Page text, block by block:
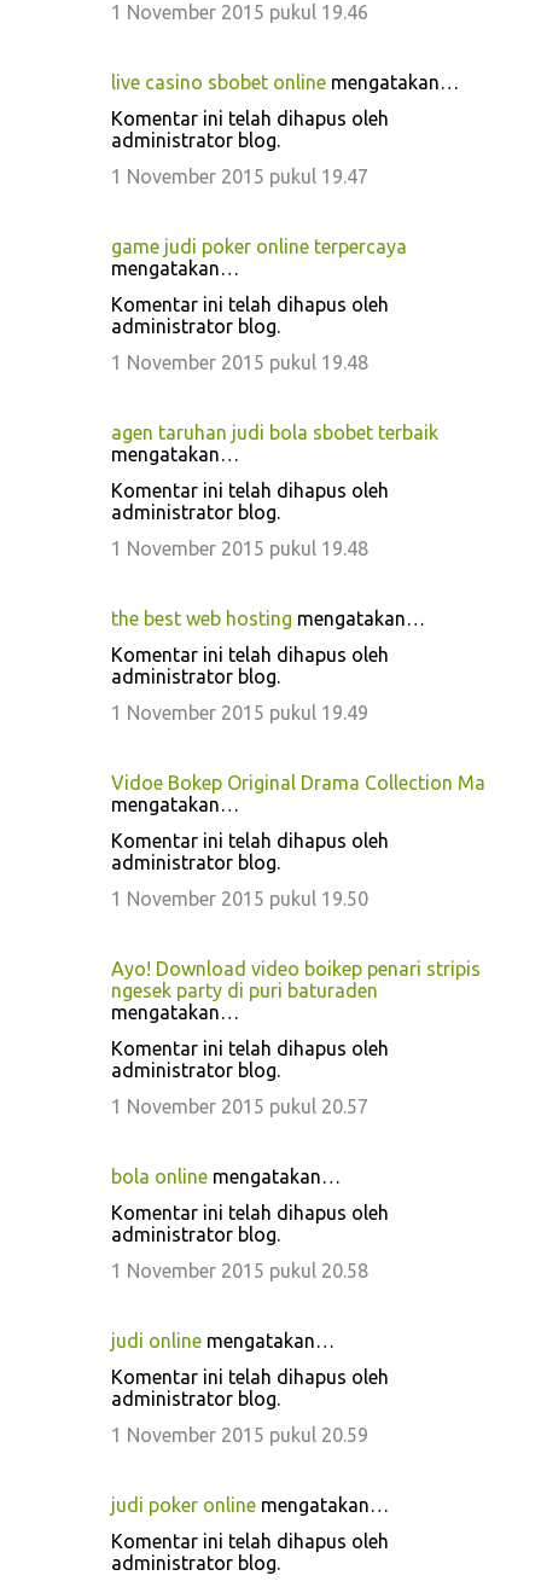
1 November 2015 pukul 19.46
live casino sbobet online mengatakan…
Komentar ini telah dihapus oleh
administrator blog.
1 November 2015 pukul 19.47
game judi poker online terpercaya
mengatakan…
Komentar ini telah dihapus oleh
administrator blog.
1 November 2015 pukul 19.48
agen taruhan judi bola sbobet terbaik
mengatakan…
Komentar ini telah dihapus oleh
administrator blog.
1 November 2015 pukul 19.48
the best web hosting mengatakan…
Komentar ini telah dihapus oleh
administrator blog.
1 November 2015 pukul 19.49
Vidoe Bokep Original Drama Collection Ma
mengatakan…
Komentar ini telah dihapus oleh
administrator blog.
1 November 2015 pukul 19.50
Ayo! Download video boikep penari stripis
ngesek party di puri baturaden
mengatakan…
Komentar ini telah dihapus oleh
administrator blog.
1 November 2015 pukul 20.57
bola online mengatakan…
Komentar ini telah dihapus oleh
administrator blog.
1 November 2015 pukul 20.58
judi online mengatakan…
Komentar ini telah dihapus oleh
administrator blog.
1 November 2015 pukul 20.59
judi poker online mengatakan…
Komentar ini telah dihapus oleh
administrator blog.